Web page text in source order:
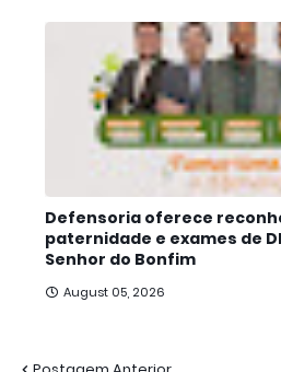
Defensoria oferece
paternidade e exames de
Senhor do Bonfim
August 05, 2026